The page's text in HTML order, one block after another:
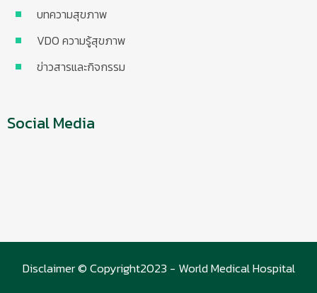
บทความสุขภาพ
VDO ความรู้สุขภาพ
ข่าวสารและกิจกรรม
Social Media
Disclaimer © Copyright2023 - World Medical Hospital